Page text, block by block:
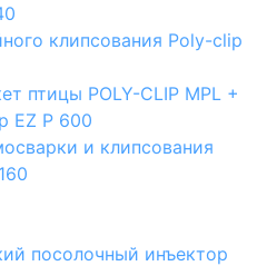
клипсования Poly-clip
птицы POLY-CLIP MPL +
EZ P 600
и клипсования
посолочный инъектор